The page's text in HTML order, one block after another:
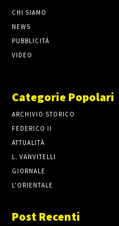
CHI SIAMO
NEWS
PUBBLICITÀ
VIDEO
Categorie Popolari
ARCHIVIO STORICO
FEDERICO II
ATTUALITÀ
L. VANVITELLI
GIORNALE
L'ORIENTALE
Post Recenti